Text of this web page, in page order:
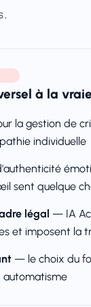
à la
la gestion de
individuelle
sent quelque
légal — IA
et imposent la
— le choix du
automatisme